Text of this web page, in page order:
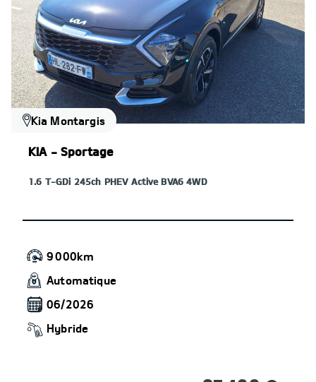
Kia Montargis
KIA - Sportage
1.6 T-GDi 245ch PHEV Active BVA6 4WD
9 000km
Automatique
06/2026
Hybride